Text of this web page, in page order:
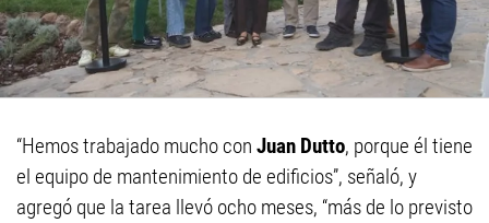
“Hemos trabajado mucho con Juan Dutto, porque él tiene
el equipo de mantenimiento de edificios”, señaló, y
agregó que la tarea llevó ocho meses, “más de lo previsto